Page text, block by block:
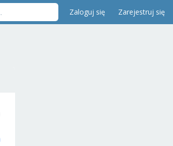
Zaloguj się Zarejestruj się